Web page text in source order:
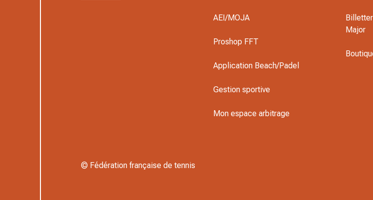
AEI/MOJA
Proshop FFT
Application Beach/Padel
Gestion sportive
Mon espace arbitrage
Major
© Fédération française de tennis